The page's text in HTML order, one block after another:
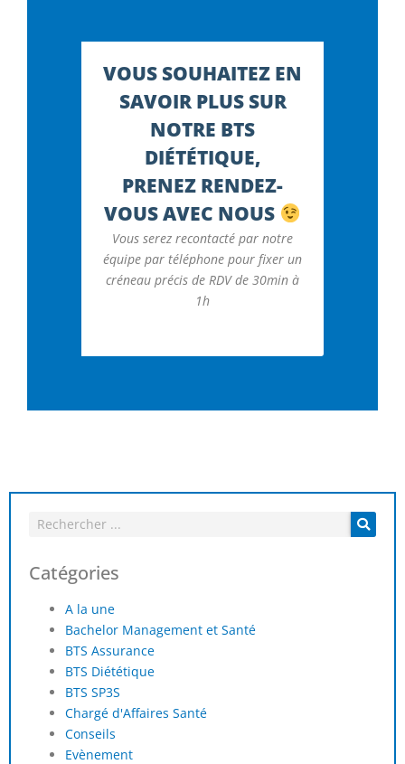
VOUS SOUHAITEZ EN
SAVOIR PLUS SUR
NOTRE BTS
DIÉTÉTIQUE,
PRENEZ RENDEZ-
VOUS AVEC NOUS
Vous serez recontacté par notre
équipe par téléphone pour fixer un
créneau précis de RDV de 30min à
1h
Catégories
A la une
Bachelor Management et Santé
BTS Assurance
BTS Diététique
BTS SP3S
Chargé d'Affaires Santé
Conseils
Evènement